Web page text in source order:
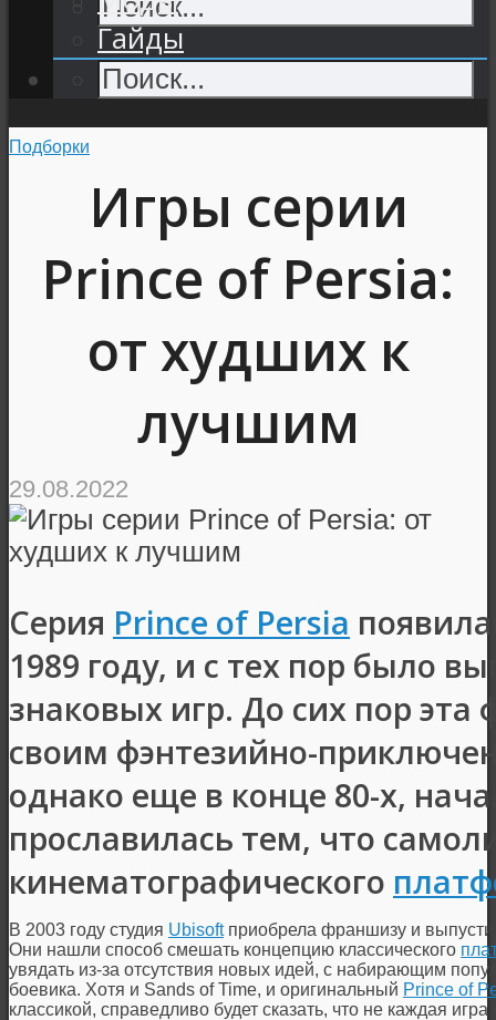
Гайды
Подборки
Игры серии
Prince of Persia:
от худших к
лучшим
29.08.2022
Серия Prince of Persia
1989 году, и с тех пор было
знаковых игр. До сих пор
своим фэнтезийно-
однако еще в конце 80-х,
прославилась тем, что
кинематографического
В 2003 году студия Ubisoftприобрела франшизу и
Они нашли способ смешать концепцию классического
увядать из-за отсутствия новых идей, с набирающим
боевика. Хотя и Sands of Time, и оригинальный Prince of
классикой, справедливо будет сказать, что не каждая